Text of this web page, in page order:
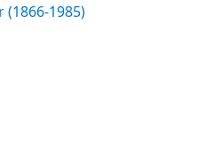
(1866-1985)